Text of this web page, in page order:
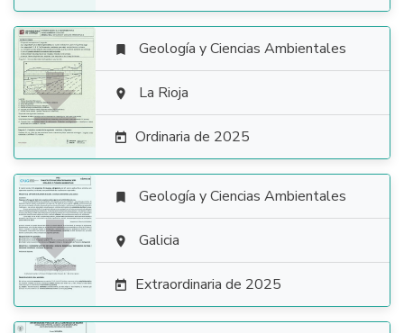

 Geología y Ciencias Ambientales
 La Rioja
 Ordinaria de 2025

 Geología y Ciencias Ambientales
 Galicia
 Extraordinaria de 2025